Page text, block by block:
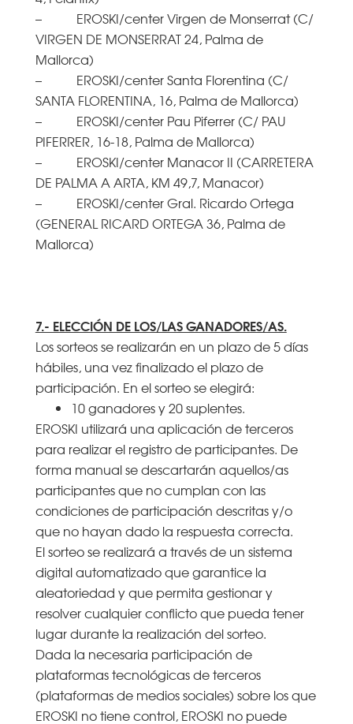
– EROSKI/center Virgen de Monserrat (C/
VIRGEN DE MONSERRAT 24, Palma de
Mallorca)
– EROSKI/center Santa Florentina (C/
SANTA FLORENTINA, 16, Palma de Mallorca)
– EROSKI/center Pau Piferrer (C/ PAU
PIFERRER, 16-18, Palma de Mallorca)
– EROSKI/center Manacor II (CARRETERA
DE PALMA A ARTA, KM 49,7, Manacor)
– EROSKI/center Gral. Ricardo Ortega
(GENERAL RICARD ORTEGA 36, Palma de
Mallorca)
7.- ELECCIÓN DE LOS/LAS GANADORES/AS.
Los sorteos se realizarán en un plazo de 5 días
hábiles, una vez finalizado el plazo de
participación. En el sorteo se elegirá:
10 ganadores y 20 suplentes.
EROSKI utilizará una aplicación de terceros
para realizar el registro de participantes. De
forma manual se descartarán aquellos/as
participantes que no cumplan con las
condiciones de participación descritas y/o
que no hayan dado la respuesta correcta.
El sorteo se realizará a través de un sistema
digital automatizado que garantice la
aleatoriedad y que permita gestionar y
resolver cualquier conflicto que pueda tener
lugar durante la realización del sorteo.
Dada la necesaria participación de
plataformas tecnológicas de terceros
(plataformas de medios sociales) sobre los que
EROSKI no tiene control, EROSKI no puede